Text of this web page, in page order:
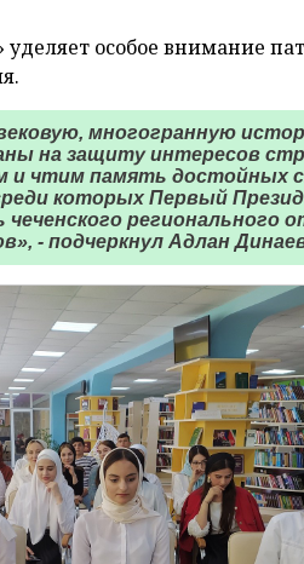
уделяет особое внимание
многогранную
на защиту интересов
и чтим память достойных
которых Первый
регионального
- подчеркнул Адлан